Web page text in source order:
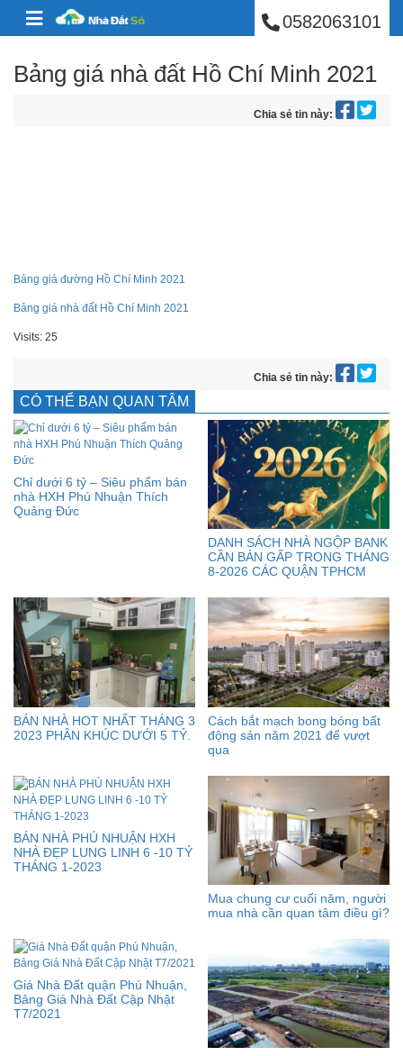
Skip to content BÁN NHÀ PHÚ0582063101
Bảng giá nhà đất Hồ Chí Minh 2021
Chia sẻ tin này:
Bảng giá đường Hồ Chí Minh 2021
Bảng giá nhà đất Hồ Chí Minh 2021
Visits: 25
Chia sẻ tin này:
CÓ THỂ BẠN QUAN TÂM
Chỉ dưới 6 tỷ – Siêu phẩm bán
nhà HXH Phú Nhuận Thích
Quảng Đức
DANH SÁCH NHÀ NGỘP BANK
CẦN BÁN GẤP TRONG THÁNG
8-2026 CÁC QUẬN TPHCM
BÁN NHÀ HOT NHẤT THÁNG 3
2023 PHÂN KHÚC DƯỚI 5 TỶ.
Cách bắt mạch bong bóng bất
động sản năm 2021 để vượt
qua
BÁN NHÀ PHÚ NHUẬN HXH
NHÀ ĐẸP LUNG LINH 6 -10 TỶ
THÁNG 1-2023
Mua chung cư cuối năm, người
mua nhà cần quan tâm điều gì?
Giá Nhà Đất quận Phú Nhuận,
Bảng Giá Nhà Đất Cập Nhật
T7/2021